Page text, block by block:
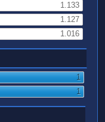
1.133
1.127
1.016
1
1